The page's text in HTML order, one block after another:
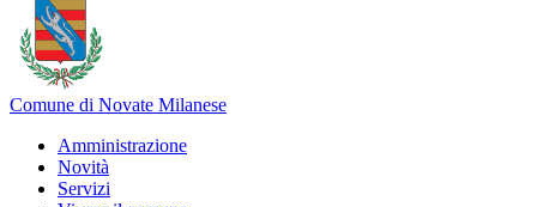
Comune di Novate Milanese
Amministrazione
Novità
Servizi